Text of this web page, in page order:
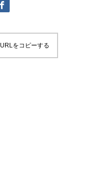
をコピーする